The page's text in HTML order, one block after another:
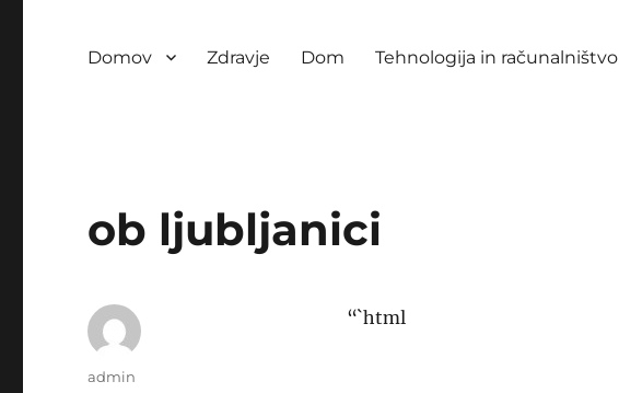
Domov Zdravje Dom Tehnologija in računalništvo
ob ljubljanici
“`html
Author
admin